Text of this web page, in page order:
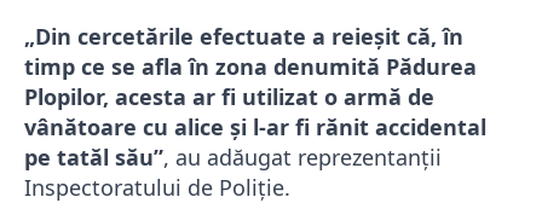
„Din cercetările efectuate a reieșit că, în
timp ce se afla în zona denumită Pădurea
Plopilor, acesta ar fi utilizat o armă de
vânătoare cu alice și l-ar fi rănit accidental
pe tatăl său”, au adăugat reprezentanții
Inspectoratului de Poliție.